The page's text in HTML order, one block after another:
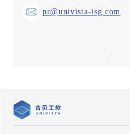
pr@univista-isg.com